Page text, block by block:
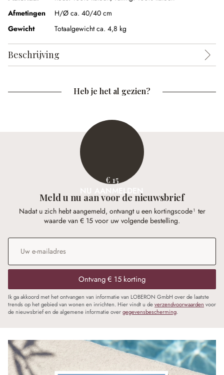
Afmetingen
H/Ø ca. 40/40 cm
Gewicht
Totaalgewicht ca. 4,8 kg
Beschrijving
Heb je het al gezien?
€ 15
NU AANMELDEN
Meld u nu aan voor de nieuwsbrief
Nadat u zich hebt aangemeld, ontvangt u een kortingscode¹ ter
waarde van € 15 voor uw volgende bestelling.
E-mailadres
Ontvang € 15 korting
Ik ga akkoord met het ontvangen van informatie van LOBERON GmbH over de laatste
trends op het gebied van wonen en inrichten. Hier vindt u deverzendvoorwaarden voor
de nieuwsbrief en de algemene informatie overgegevensbescherming.